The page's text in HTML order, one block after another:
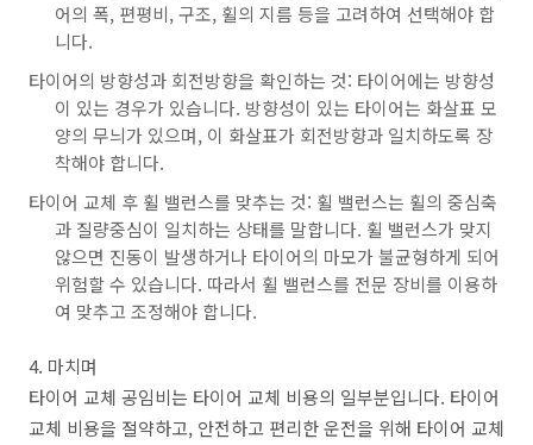
어의 폭, 편평비, 구조, 휠의 지름 등을 고려하여 선택해야 합
니다.
타이어의 방향성과 회전방향을 확인하는 것: 타이어에는 방향성
이 있는 경우가 있습니다. 방향성이 있는 타이어는 화살표 모
양의 무늬가 있으며, 이 화살표가 회전방향과 일치하도록 장
착해야 합니다.
타이어 교체 후 휠 밸런스를 맞추는 것: 휠 밸런스는 휠의 중심축
과 질량중심이 일치하는 상태를 말합니다. 휠 밸런스가 맞지
않으면 진동이 발생하거나 타이어의 마모가 불균형하게 되어
위험할 수 있습니다. 따라서 휠 밸런스를 전문 장비를 이용하
여 맞추고 조정해야 합니다.
4. 마치며
타이어 교체 공임비는 타이어 교체 비용의 일부분입니다. 타이어
교체 비용을 절약하고, 안전하고 편리한 운전을 위해 타이어 교체